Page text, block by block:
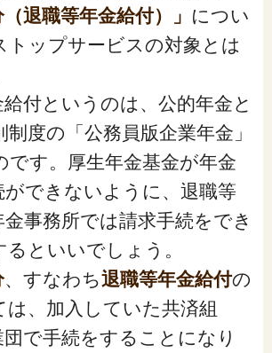
（退職等年金給付）」 につい
トップサービスの対象とは
付というのは、公的年金と
度の「公務員版企業年金」
です。厚生年金基金が年金
ができないように、退職等
事務所では請求手続をでき
といいでしょう。
、すなわち退職等年金給付の
は、加入していた共済組
で手続をすることになり